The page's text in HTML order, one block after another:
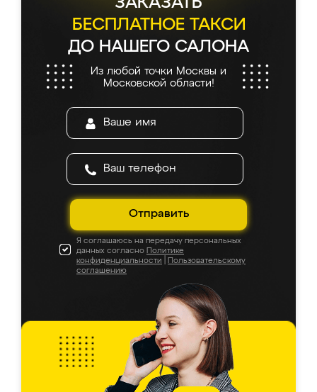
БЕСПЛАТНОЕ ТАКСИ
ДО НАШЕГО САЛОНА
Из любой точки Москвы и
Московской области!
Отправить
Я соглашаюсь на передачу персональных
данных согласно Политике
конфиденциальности
Пользовательскому
соглашению